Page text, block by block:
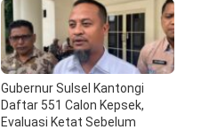
Gubernur Sulsel Kantongi
Daftar 551 Calon Kepsek,
Evaluasi Ketat Sebelum